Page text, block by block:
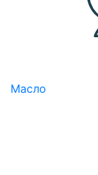
Масло